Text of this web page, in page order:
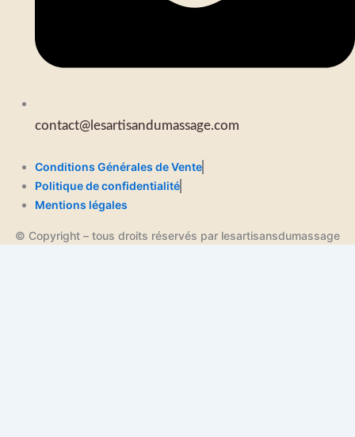
contact@lesartisandumassage.com
Conditions Générales de Vente
Politique de confidentialité
Mentions légales
© Copyright – tous droits réservés par lesartisansdumassage